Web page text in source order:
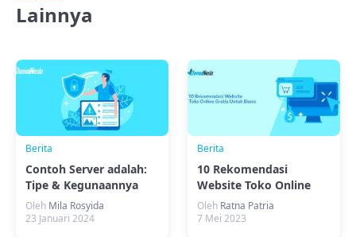
Lainnya
Berita
Contoh Server adalah:
Tipe & Kegunaannya
dalam Bisnis
Oleh Mila Rosyida
23 Januari 2024
Berita
10 Rekomendasi
Website Toko Online
Gratis Untuk Bisnis
Oleh Ratna Patria
7 Mei 2023